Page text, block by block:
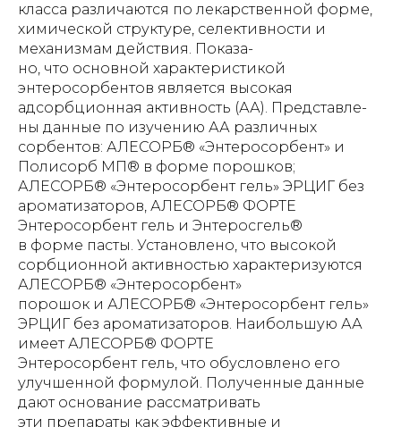
класса различаются по лекарственной форме,
химической структуре, селективности и
механизмам действия. Показа-
но, что основной характеристикой
энтеросорбентов является высокая
адсорбционная активность (АА). Представле-
ны данные по изучению АА различных
сорбентов: АЛЕСОРБ® «Энтеросорбент» и
Полисорб МП® в форме порошков;
АЛЕСОРБ® «Энтеросорбент гель» ЭРЦИГ без
ароматизаторов, АЛЕСОРБ® ФОРТЕ
Энтеросорбент гель и Энтеросгель®
в форме пасты. Установлено, что высокой
сорбционной активностью характеризуются
АЛЕСОРБ® «Энтеросорбент»
порошок и АЛЕСОРБ® «Энтеросорбент гель»
ЭРЦИГ без ароматизаторов. Наибольшую АА
имеет АЛЕСОРБ® ФОРТЕ
Энтеросорбент гель, что обусловлено его
улучшенной формулой. Полученные данные
дают основание рассматривать
эти препараты как эффективные и